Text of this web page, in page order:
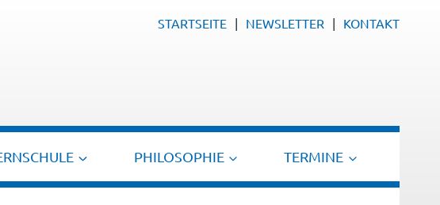
STARTSEITE NEWSLETTER KONTAKT
PHILOSOPHIE TERMINE